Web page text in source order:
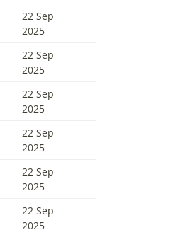
22 Sep
2025
22 Sep
2025
22 Sep
2025
22 Sep
2025
22 Sep
2025
22 Sep
2025